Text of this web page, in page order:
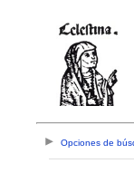
Opciones de